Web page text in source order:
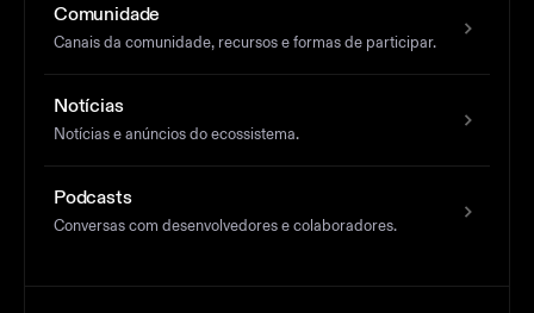
Comunidade
Canais da comunidade, recursos e formas de participar.
Notícias
Notícias e anúncios do ecossistema.
Podcasts
Conversas com desenvolvedores e colaboradores.